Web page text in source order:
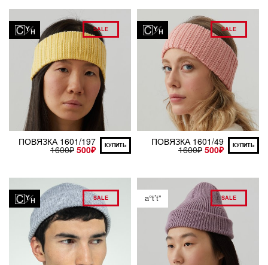
SALE
ПОВЯЗКА 1601/197
1600₽ 500₽ КУПИТЬ
SALE
ПОВЯЗКА 1601/49
1600₽ 500₽ КУПИТЬ
SALE a°t’t” SALE